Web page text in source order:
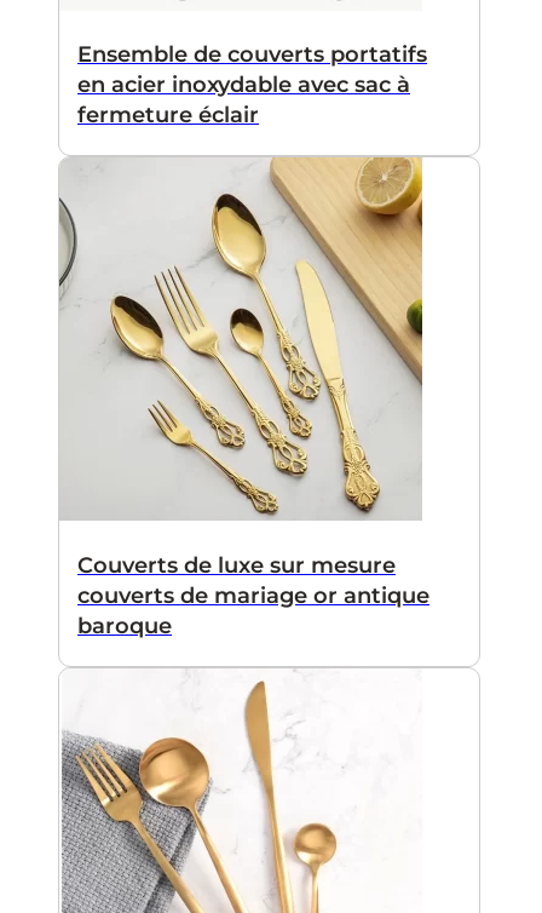
Ensemble de couverts portatifs
en acier inoxydable avec sac à
fermeture éclair
Couverts de luxe sur mesure
couverts de mariage or antique
baroque